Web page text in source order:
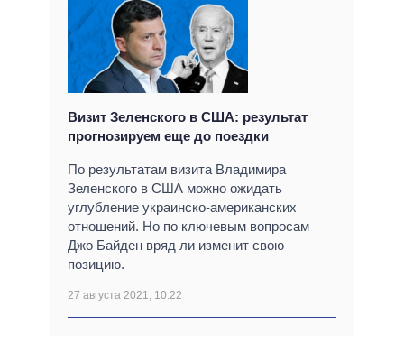
Визит Зеленского в США: результат
прогнозируем еще до поездки
По результатам визита Владимира
Зеленского в США можно ожидать
углубление украинско-американских
отношений. Но по ключевым вопросам
Джо Байден вряд ли изменит свою
позицию.
27 августа 2021, 10:22